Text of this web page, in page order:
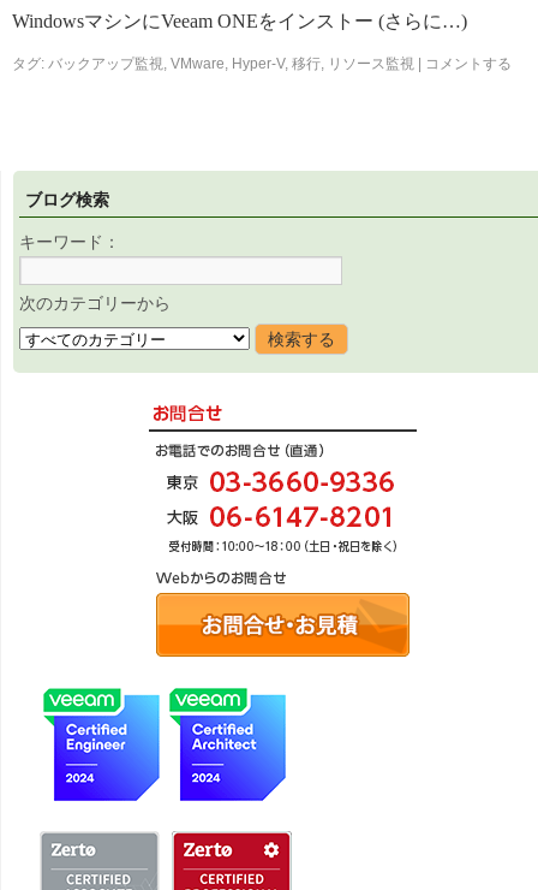
WindowsマシンにVeeam ONEをインストー (さらに…)
タグ: バックアップ監視, VMware, Hyper-V, 移行, リソース監視 コメントする
ブログ検索
キーワード：
次のカテゴリーから